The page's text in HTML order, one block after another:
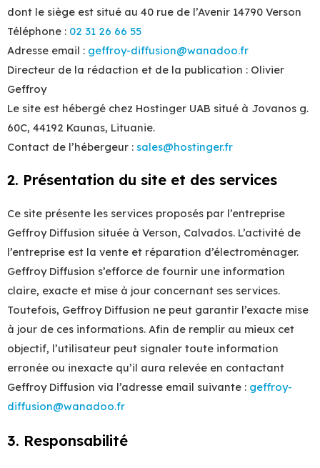
dont le siège est situé au 40 rue de l’Avenir 14790 Verson
Téléphone : 02 31 26 66 55
Adresse email : geffroy-diffusion@wanadoo.fr
Directeur de la rédaction et de la publication : Olivier
Geffroy
Le site est hébergé chez Hostinger UAB situé à Jovanos g.
60C, 44192 Kaunas, Lituanie.
Contact de l’hébergeur : sales@hostinger.fr
2. Présentation du site et des services
Ce site présente les services proposés par l’entreprise
Geffroy Diffusion située à Verson, Calvados. L’activité de
l’entreprise est la vente et réparation d’électroménager.
Geffroy Diffusion s’efforce de fournir une information
claire, exacte et mise à jour concernant ses services.
Toutefois, Geffroy Diffusion ne peut garantir l’exacte mise
à jour de ces informations. Afin de remplir au mieux cet
objectif, l’utilisateur peut signaler toute information
erronée ou inexacte qu’il aura relevée en contactant
Geffroy Diffusion via l’adresse email suivante : geffroy-
diffusion@wanadoo.fr
3. Responsabilité